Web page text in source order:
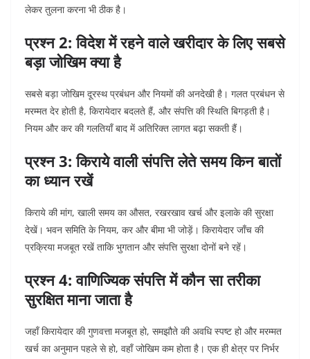
लेकर तुलना करना भी ठीक है।
प्रश्न 2: विदेश में रहने वाले खरीदार के लिए सबसे
बड़ा जोखिम क्या है
सबसे बड़ा जोखिम दूरस्थ प्रबंधन और नियमों की अनदेखी है। गलत प्रबंधन से
मरम्मत देर होती है, किरायेदार बदलते हैं, और संपत्ति की स्थिति बिगड़ती है।
नियम और कर की गलतियाँ बाद में अतिरिक्त लागत बढ़ा सकती हैं।
प्रश्न 3: किराये वाली संपत्ति लेते समय किन बातों
का ध्यान रखें
किराये की मांग, खाली समय का औसत, रखरखाव खर्च और इलाके की सुरक्षा
देखें। भवन समिति के नियम, कर और बीमा भी जोड़ें। किरायेदार जाँच की
प्रक्रिया मजबूत रखें ताकि भुगतान और संपत्ति सुरक्षा दोनों बने रहें।
प्रश्न 4: वाणिज्यिक संपत्ति में कौन सा तरीका
सुरक्षित माना जाता है
जहाँ किरायेदार की गुणवत्ता मजबूत हो, समझौते की अवधि स्पष्ट हो और मरम्मत
खर्च का अनुमान पहले से हो, वहाँ जोखिम कम होता है। एक ही क्षेत्र पर निर्भर